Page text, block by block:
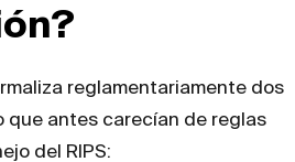
reglamentariamente dos
que antes carecían de reglas
del RIPS: